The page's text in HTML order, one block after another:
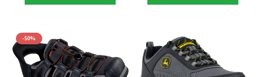
-50%